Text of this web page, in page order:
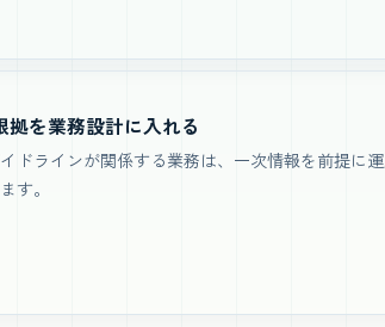
拠を業務設計に入れる
ドラインが関係する業務は、一次情報を前提に
す。